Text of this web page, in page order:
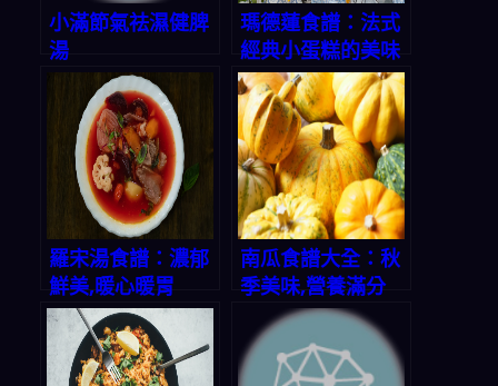
小滿節氣祛濕健脾
湯
瑪德蓮食譜：法式
經典小蛋糕的美味
秘方
羅宋湯食譜：濃郁
鮮美,暖心暖胃
南瓜食譜大全：秋
季美味,營養滿分